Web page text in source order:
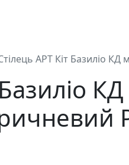
АРТ Кіт Базиліо КД